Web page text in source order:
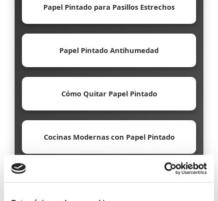
Papel Pintado para Pasillos Estrechos
Papel Pintado Antihumedad
Cómo Quitar Papel Pintado
Cocinas Modernas con Papel Pintado
Papel Pintado Ecológico